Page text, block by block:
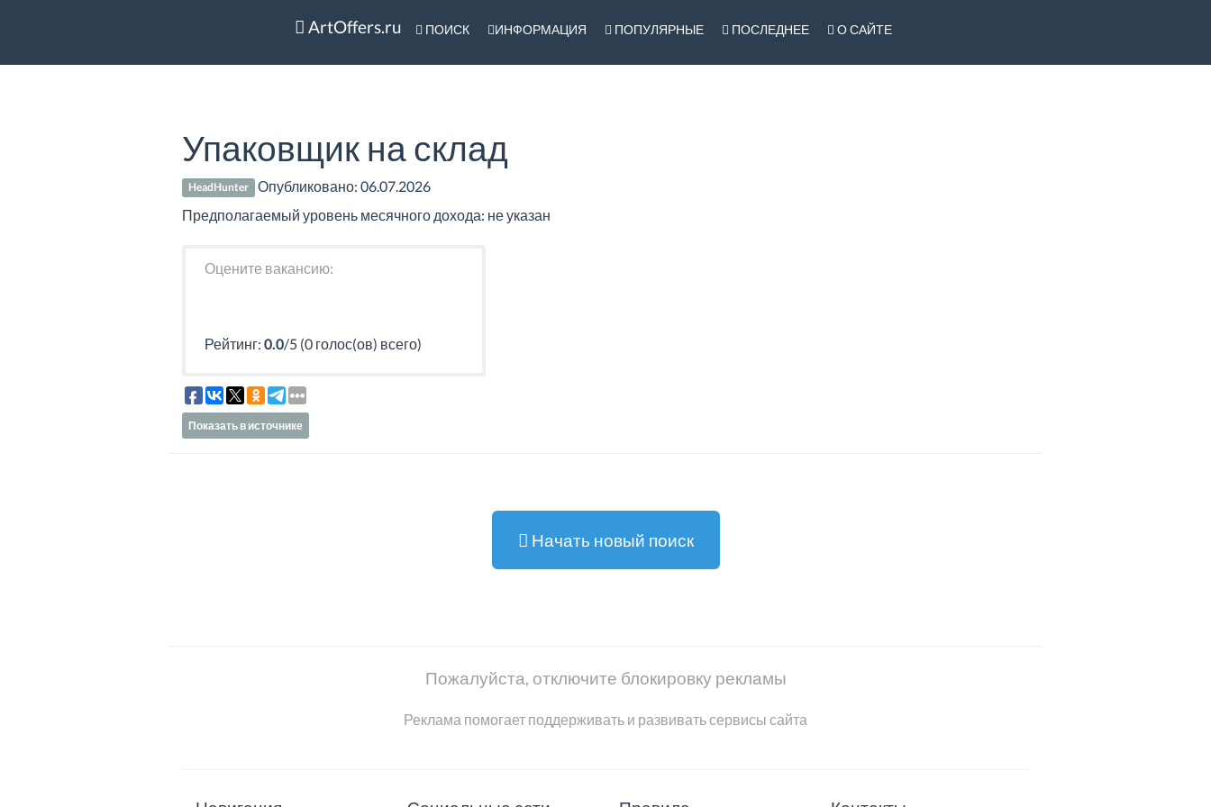
ArtOffers.ru ПОИСК ИНФОРМАЦИЯ ПОПУЛЯРНЫЕ ПОСЛЕДНЕЕ О САЙТЕ
Упаковщик на склад
HeadHunter Опубликовано:06.07.2026
Предполагаемый уровень месячного дохода: не указан
Оцените вакансию:
Рейтинг: 0.0/5 (0 голос(ов) всего)
Показать в источнике
Начать новый поиск
Пожалуйста, отключите блокировку рекламы
Реклама помогает поддерживать и развивать сервисы сайта